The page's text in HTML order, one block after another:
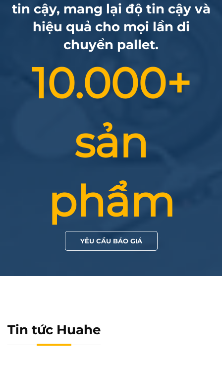
tin cậy, mang lại độ tin cậy và
hiệu quả cho mọi lần di
chuyển pallet.
10.000+
sản
phẩm
YÊU CẦU BÁO GIÁ
Tin tức Huahe